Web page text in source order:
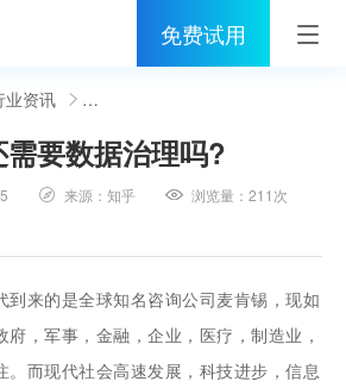
免费试用
业资讯
要数据治理吗?
来源：知乎 浏览量：211次
到来的是全球知名咨询公司麦肯锡，现如
，军事，金融，企业，医疗，制造业，
。而现代社会高速发展，科技进步，信息